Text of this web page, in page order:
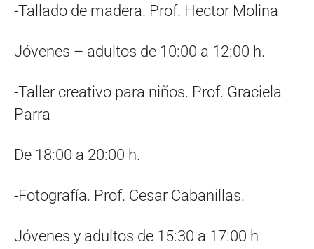
-Tallado de madera. Prof. Hector Molina
Jóvenes – adultos de 10:00 a 12:00 h.
-Taller creativo para niños. Prof. Graciela
Parra
De 18:00 a 20:00 h.
-Fotografía. Prof. Cesar Cabanillas.
Jóvenes y adultos de 15:30 a 17:00 h